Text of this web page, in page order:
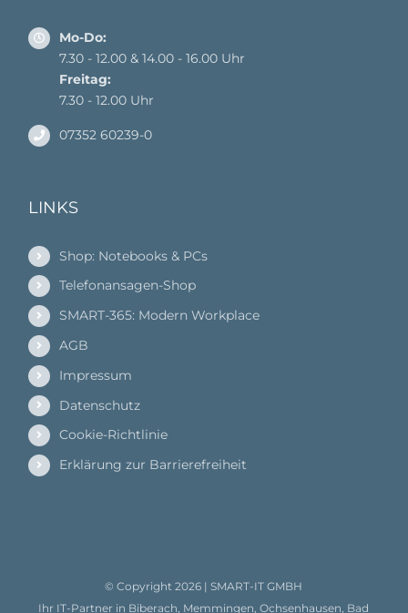
Mo-Do:
7.30 - 12.00 & 14.00 - 16.00 Uhr
Freitag:
7.30 - 12.00 Uhr
07352 60239-0
LINKS
Shop: Notebooks & PCs
Telefonansagen-Shop
SMART-365: Modern Workplace
AGB
Impressum
Datenschutz
Cookie-Richtlinie
Erklärung zur Barrierefreiheit
© Copyright2026 |SMART-IT GMBH
Ihr IT-Partner in Biberach, Memmingen, Ochsenhausen, Bad